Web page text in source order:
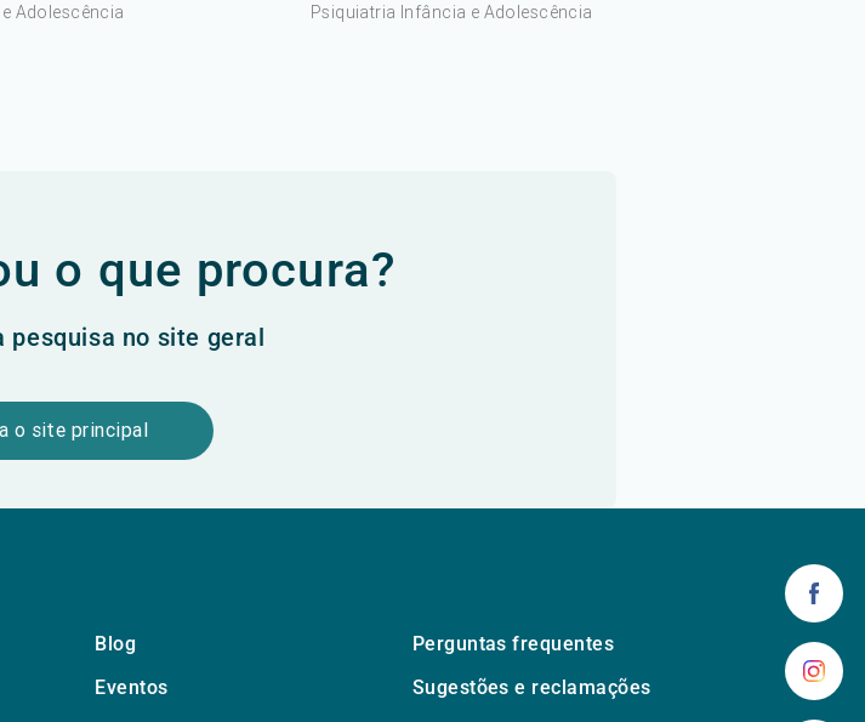
Adolescência
Psiquiatria Infância e Adolescência
o que procura?
pesquisa no site geral
o site principal
Blog
Perguntas frequentes
Eventos
Sugestões e reclamações